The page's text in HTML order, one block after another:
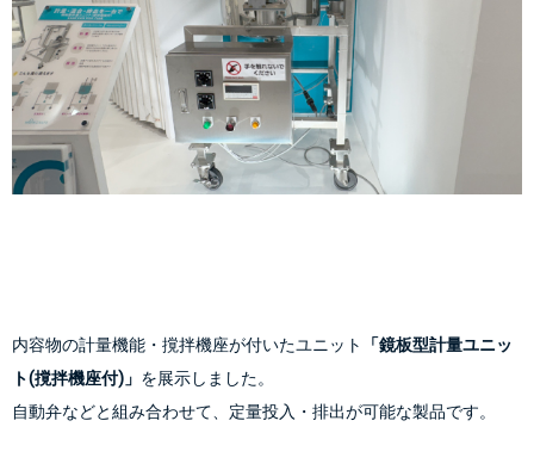
内容物の計量機能・撹拌機座が付いたユニット
「鏡板型計量ユニッ
ト(撹拌機座付)」 を展示しました。
自動弁などと組み合わせて、定量投入・排出が可能な製品です。